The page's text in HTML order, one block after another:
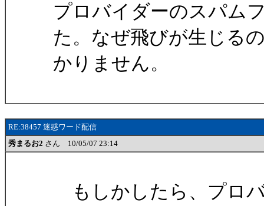
プロバイダーのスパム
た。なぜ飛びが生じる
かりません。
RE:38457 迷惑ワード配信
秀まるお2 さん 10/05/07 23:14
もしかしたら、プロ